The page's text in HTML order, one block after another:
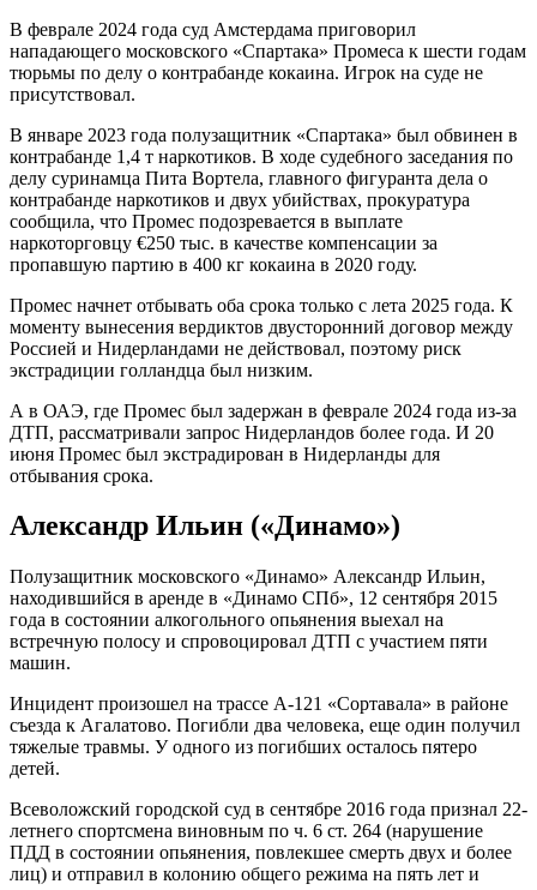
В феврале 2024 года суд Амстердама приговорил
нападающего московского «Спартака» Промеса к шести годам
тюрьмы по делу о контрабанде кокаина. Игрок на суде не
присутствовал.
В январе 2023 года полузащитник «Спартака» был обвинен в
контрабанде 1,4 т наркотиков. В ходе судебного заседания по
делу суринамца Пита Вортела, главного фигуранта дела о
контрабанде наркотиков и двух убийствах, прокуратура
сообщила, что Промес подозревается в выплате
наркоторговцу €250 тыс. в качестве компенсации за
пропавшую партию в 400 кг кокаина в 2020 году.
Промес начнет отбывать оба срока только с лета 2025 года. К
моменту вынесения вердиктов двусторонний договор между
Россией и Нидерландами не действовал, поэтому риск
экстрадиции голландца был низким.
А в ОАЭ, где Промес был задержан в феврале 2024 года из-за
ДТП, рассматривали запрос Нидерландов более года. И 20
июня Промес был экстрадирован в Нидерланды для
отбывания срока.
Александр Ильин («Динамо»)
Полузащитник московского «Динамо» Александр Ильин,
находившийся в аренде в «Динамо СПб», 12 сентября 2015
года в состоянии алкогольного опьянения выехал на
встречную полосу и спровоцировал ДТП с участием пяти
машин.
Инцидент произошел на трассе А-121 «Сортавала» в районе
съезда к Агалатово. Погибли два человека, еще один получил
тяжелые травмы. У одного из погибших осталось пятеро
детей.
Всеволожский городской суд в сентябре 2016 года признал 22-
летнего спортсмена виновным по ч. 6 ст. 264 (нарушение
ПДД в состоянии опьянения, повлекшее смерть двух и более
лиц) и отправил в колонию общего режима на пять лет и